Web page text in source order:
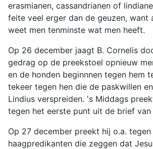
erasmianen, cassandrianen of
feite veel erger dan de geuzen, want
weet men tenminste wat men heeft.
Op 26 december jaagt B. Cornelis
gedrag op de preekstoel opnieuw
en de honden beginnnen tegen hem
tekeer tegen hen die de paskwillen
Lindius verspreiden. 's Middags
tegen het eerste punt uit de brief van
Op 27 december preekt hij o.a. tegen
haagpredikanten die zeggen dat